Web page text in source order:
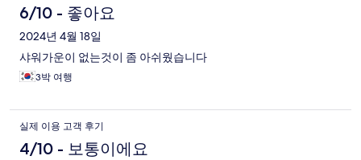
6/10 - 좋아요
2024년 4월 18일
샤워가운이 없는것이 좀 아쉬웠습니다
3박 여행
실제 이용 고객 후기
4/10 - 보통이에요